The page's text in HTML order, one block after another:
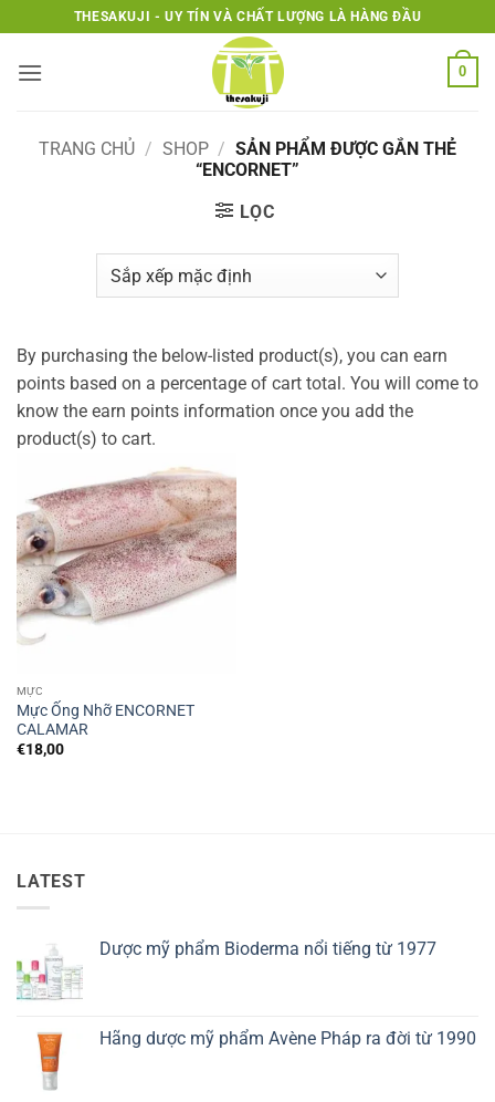
qua
nội
THESAKUJI - UY TÍN VÀ CHẤT LƯỢNG LÀ HÀNG ĐẦU
0
TRANG CHỦ / SHOP / SẢN PHẨM ĐƯỢC GẮN THẺ
“ENCORNET”
LỌC
By purchasing the below-listed product(s), you can earn
points based on a percentage of cart total. You will come to
know the earn points information once you add the
product(s) to cart.
MỰC
Mực Ống Nhỡ ENCORNET
CALAMAR
€18,00
LATEST
Dược mỹ phẩm Bioderma nổi tiếng từ 1977
Hãng dược mỹ phẩm Avène Pháp ra đời từ 1990